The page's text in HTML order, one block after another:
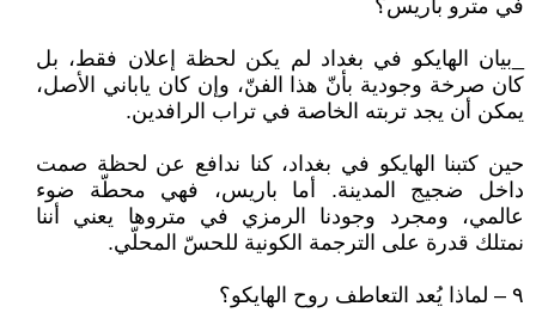
في مترو باريس؟
_بيان الهايكو في بغداد لم يكن لحظة إعلان فقط، بل
كان صرخة وجودية بأنّ هذا الفنّ، وإن كان ياباني الأصل،
يمكن أن يجد تربته الخاصة في تراب الرافدين.
حين كتبنا الهايكو في بغداد، كنا ندافع عن لحظة صمت
داخل ضجيج المدينة. أما باريس، فهي محطّة ضوء
عالمي، ومجرد وجودنا الرمزي في متروها يعني أننا
نمتلك قدرة على الترجمة الكونية للحسّ المحلّي.
٩ – لماذا يُعد التعاطف روح الهايكو؟